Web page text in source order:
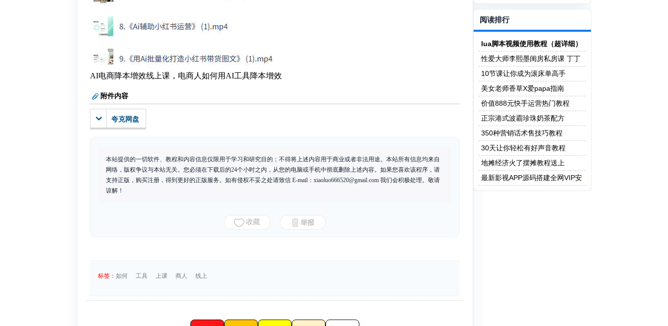
AI电商降本增效线上课，电商人如何用AI工具降本增效
附件内容
夸克网盘
本站提供的一切软件、教程和内容信息仅限用于学习和研究目的；不得将上述内容用于商业或者非法用途。本站所有信息均来自
网络，版权争议与本站无关。您必须在下载后的24个小时之内，从您的电脑或手机中彻底删除上述内容。如果您喜欢该程序，请
支持正版，购买注册，得到更好的正版服务。如有侵权不妥之处请致信 E-mail： xiaoluo666520@gmail.com 我们会积极处理。敬请
谅解！
标签： 如何 工具 上课 商人 线上
带货全方案系统化学习
老板+财务，教你规避涉税风险，
实现低成本合规经营
阅读排行
lua脚本视频使用教程（超详细）
性爱大师李熙墨闺房私房课 丁丁
保健操
10节课让你成为滚床单高手
美女老师香草X爱papa指南
价值888元快手运营热门教程
正宗港式波霸珍珠奶茶配方
350种营销话术售技巧教程
30天让你轻松有好声音教程
地摊经济火了摆摊教程送上
最新影视APP源码搭建全网VIP安
卓 Apicould非蓝鸟e4a 附成品app